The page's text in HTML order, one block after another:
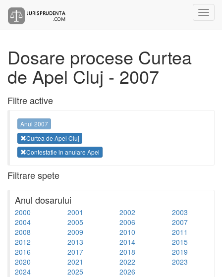
Dosare procese Curtea
de Apel Cluj - 2007
Filtre active
Anul 2007
Curtea de Apel Cluj
Contestatie in anulare Apel
Filtrare spete
Anul dosarului
2000 2001 2002
2003
2004
2005 2006
2007
2008
2009 2010
2011
2012
2013 2014
2015
2016
2017 2018
2019
2020
2021 2022
2023
2024
2025 2026